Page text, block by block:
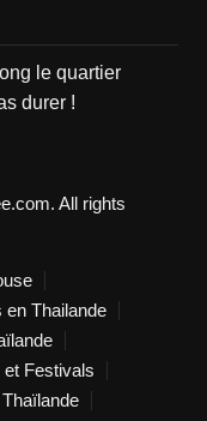
le quartier
durer !
All rights
en Thailande
Festivals